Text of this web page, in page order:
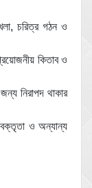
চরিত্র গঠন ও
কিতাব ও
নিরাপদ থাকার
বক্তৃতা ও অন্যান্য